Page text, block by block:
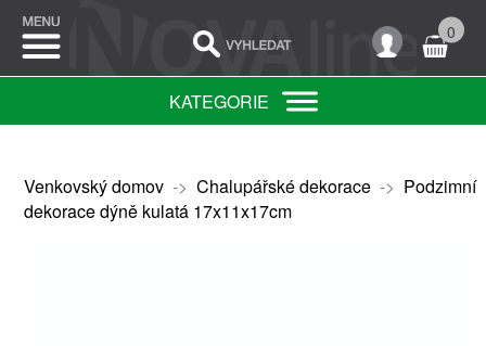
0
KATEGORIE
Venkovský domov-> Chalupářské dekorace-> Podzimní
dekorace dýně kulatá 17x11x17cm